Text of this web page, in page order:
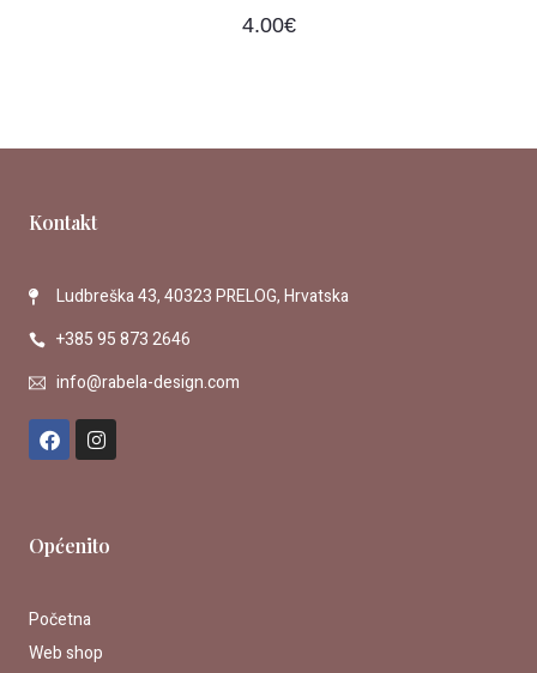
4.00€
Kontakt
Ludbreška 43, 40323 PRELOG, Hrvatska
+385 95 873 2646
info@rabela-design.com
F
a
c
o
I
n
s
r
Općenito
Početna
Web shop